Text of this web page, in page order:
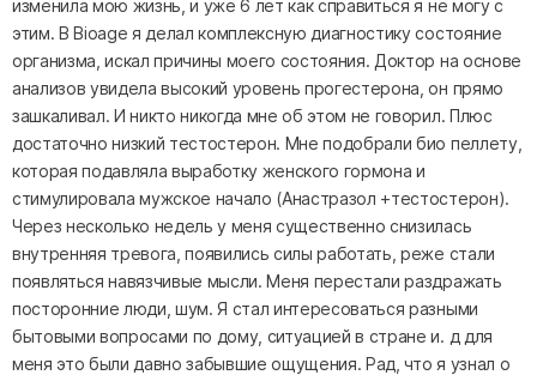
изменила мою жизнь, и уже 6 лет как справиться я не могу с
этим. В Bioage я делал комплексную диагностику состояние
организма, искал причины моего состояния. Доктор на основе
анализов увидела высокий уровень прогестерона, он прямо
зашкаливал. И никто никогда мне об этом не говорил. Плюс
достаточно низкий тестостерон. Мне подобрали био пеллету,
которая подавляла выработку женского гормона и
стимулировала мужское начало (Анастразол +тестостерон).
Через несколько недель у меня существенно снизилась
внутренняя тревога, появились силы работать, реже стали
появляться навязчивые мысли. Меня перестали раздражать
посторонние люди, шум. Я стал интересоваться разными
бытовыми вопросами по дому, ситуацией в стране и. д для
меня это были давно забывшие ощущения. Рад, что я узнал о